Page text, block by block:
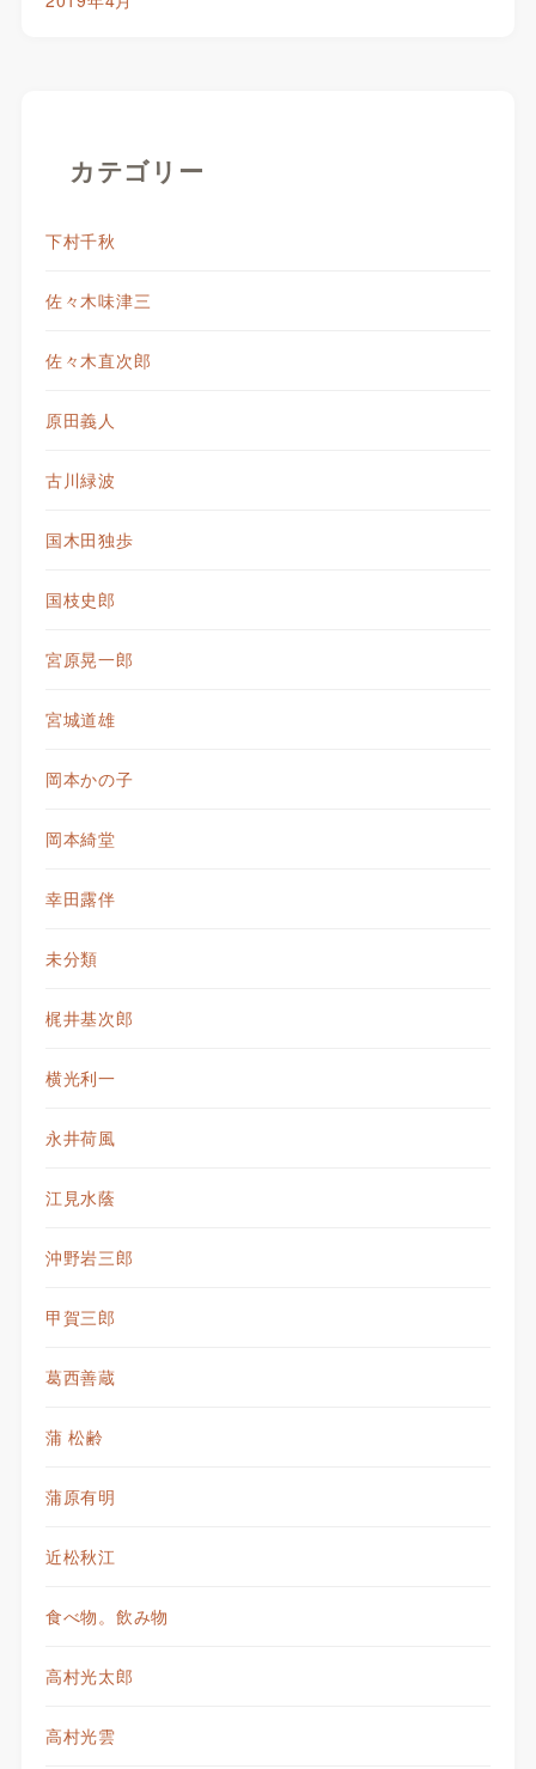
カテゴリー
下村千秋
佐々木味津三
佐々木直次郎
原田義人
古川緑波
国木田独歩
国枝史郎
宮原晃一郎
宮城道雄
岡本かの子
岡本綺堂
幸田露伴
未分類
梶井基次郎
横光利一
永井荷風
江見水蔭
沖野岩三郎
甲賀三郎
葛西善蔵
蒲 松齢
蒲原有明
近松秋江
食べ物。飲み物
高村光太郎
高村光雲